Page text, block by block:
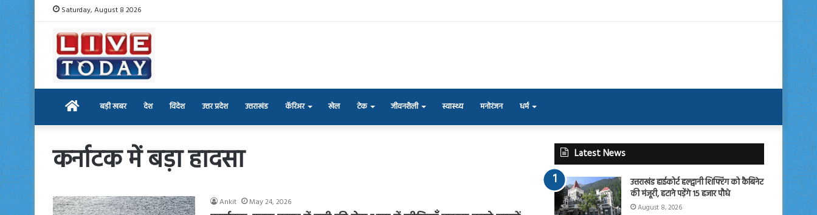
Saturday, August 8 2026
Home बड़ी खबर देश विदेश उत्तर प्रदेश उत्तराखंड कॅरिअर खेल टेक जीवनशैली स्वास्थ्य मनोरंजन धर्म
कर्नाटक में बड़ा हादसा
Ankit May 24, 2026
Latest News
उत्तराखंड हाईकोर्ट हल्द्वानी शिफ्टिंग को कैबिनेट
की मंजूरी, हटाने पड़ेंगे 15 हजार पौधे
August 8, 2026